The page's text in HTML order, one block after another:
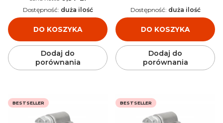
DO KOSZYKA
Dostępność: duża ilość
Dodaj do
porównania
DO KOSZYKA
Dostępność: duża ilość
Dodaj do
porównania
BESTSELLER BESTSELLER